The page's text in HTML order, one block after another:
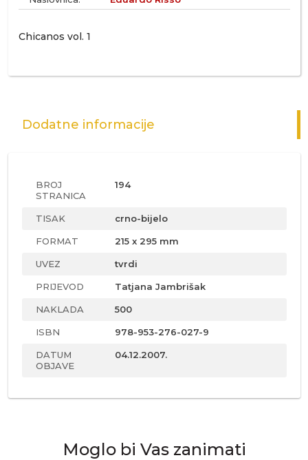
Chicanos vol. 1
Dodatne informacije
BROJ
STRANICA
194
TISAK crno-bijelo
FORMAT 215 x 295 mm
UVEZ tvrdi
PRIJEVOD Tatjana Jambrišak
NAKLADA 500
ISBN 978-953-276-027-9
DATUM
OBJAVE
04.12.2007.
Moglo bi Vas zanimati